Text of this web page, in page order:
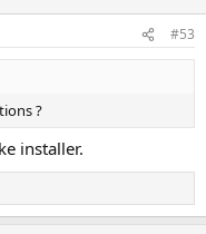
#53
?
installer.